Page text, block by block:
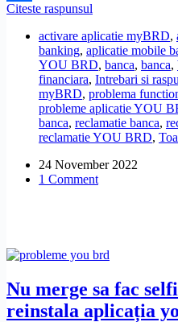
Share
Citeste raspunsul
nu
mai
pot
intra
pe
aplicatia
YOU
BRD?
activare aplicatie myBRD,
banking, aplicatie mobile
YOU BRD, banca, banca,
financiara, Intrebari si
myBRD, problema
probleme aplicatie YOU
banca, reclamatie banca,
reclamatie YOU BRD,
24 November 2022
1 Comment
Nu merge sa fac
reinstala aplicația